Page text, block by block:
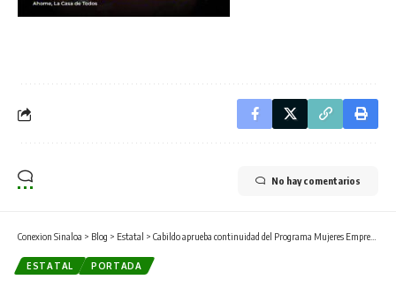
No hay comentarios
Conexion Sinaloa > Blog > Estatal > Cabildo aprueba continuidad del Programa Mujeres Emprendedoras por el Bienestar
ESTATAL PORTADA